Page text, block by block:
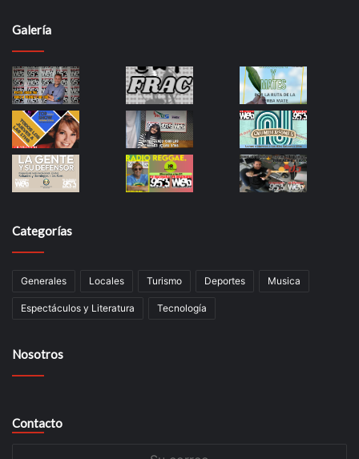
Galería
Categorías
Generales Locales Turismo Deportes Musica
Espectáculos y Literatura Tecnología
Nosotros
Contacto